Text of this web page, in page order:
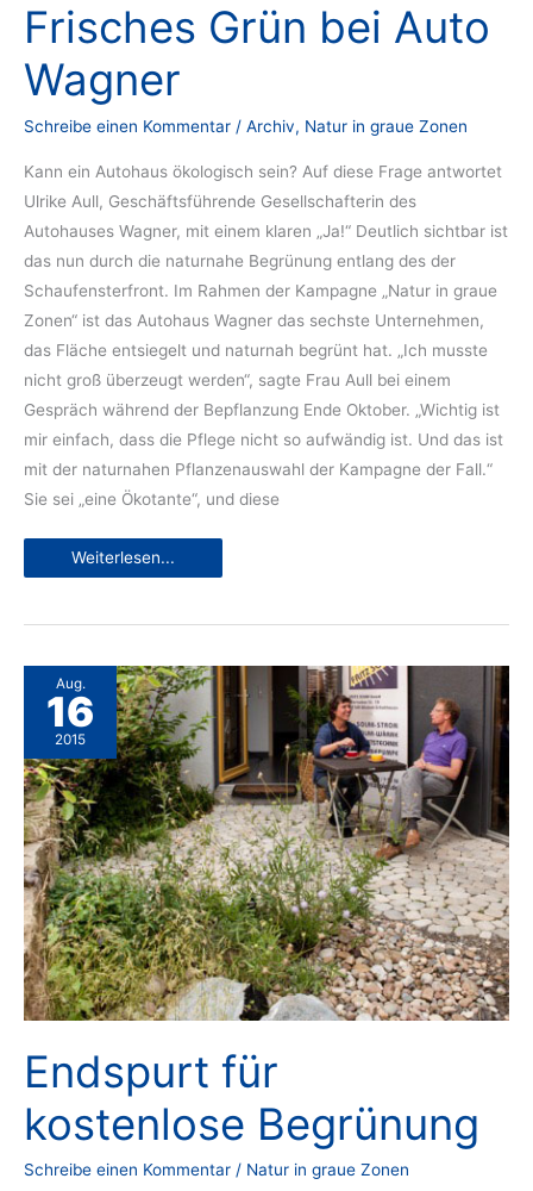
Frisches Grün bei Auto
Wagner
Schreibe einen Kommentar / Archiv, Natur in graue Zonen
Kann ein Autohaus ökologisch sein? Auf diese Frage antwortet
Ulrike Aull, Geschäftsführende Gesellschafterin des
Autohauses Wagner, mit einem klaren „Ja!“ Deutlich sichtbar ist
das nun durch die naturnahe Begrünung entlang des der
Schaufensterfront. Im Rahmen der Kampagne „Natur in graue
Zonen“ ist das Autohaus Wagner das sechste Unternehmen,
das Fläche entsiegelt und naturnah begrünt hat. „Ich musste
nicht groß überzeugt werden“, sagte Frau Aull bei einem
Gespräch während der Bepflanzung Ende Oktober. „Wichtig ist
mir einfach, dass die Pflege nicht so aufwändig ist. Und das ist
mit der naturnahen Pflanzenauswahl der Kampagne der Fall.“
Sie sei „eine Ökotante“, und diese
Frisches
Weiterlesen...
Aug.
16
2015
Endspurt für
kostenlose Begrünung
Schreibe einen Kommentar / Natur in graue Zonen